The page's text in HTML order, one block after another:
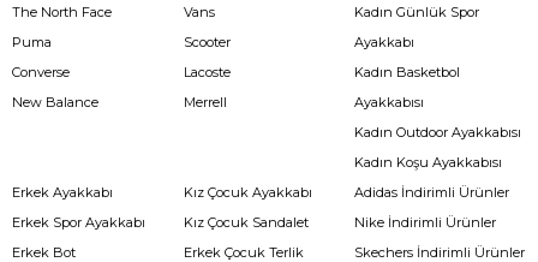
The North Face
Puma
Converse
New Balance
Vans
Scooter
Lacoste
Merrell
Kadın Günlük Spor
Ayakkabı
Kadın Basketbol
Ayakkabısı
Kadın Outdoor Ayakkabısı
Kadın Koşu Ayakkabısı
Erkek Ayakkabı
Erkek Spor Ayakkabı
Erkek Bot
Kız Çocuk Ayakkabı
Kız Çocuk Sandalet
Erkek Çocuk Terlik
Adidas İndirimli Ürünler
Nike İndirimli Ürünler
Skechers İndirimli Ürünler